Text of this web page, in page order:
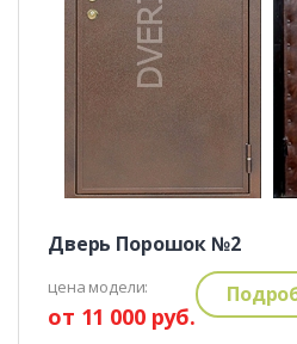
Дверь Порошок №2
цена модели:
от 11 000 руб.